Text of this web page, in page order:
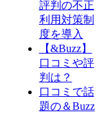
評判の不正
利用対策制
度を導入
【&Buzz】
口コミや評
判は？
口コミで話
題の＆Buzz